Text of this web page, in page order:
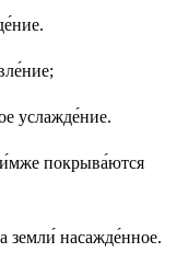
услажде́ние.
и́мже покрыва́ются
земли́ насажде́нное.